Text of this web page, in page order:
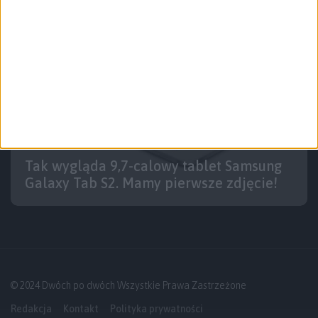
Tak wygląda 9,7-calowy tablet Samsung
Galaxy Tab S2. Mamy pierwsze zdjęcie!
© 2024 Dwóch po dwóch Wszystkie Prawa Zastrzeżone
Redakcja Kontakt Polityka prywatności